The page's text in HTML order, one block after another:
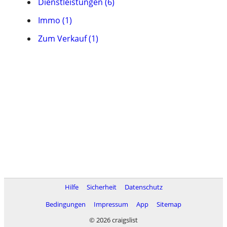
Immo (1)
Zum Verkauf (1)
Hilfe Sicherheit
Datenschutz
Bedingungen
Impressum App
Sitemap
© 2026 craigslist